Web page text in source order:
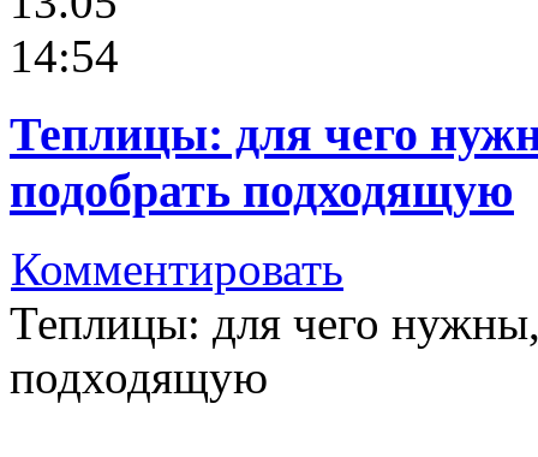
14:54
Теплицы: для чего
подобрать подходящую
Комментировать
Теплицы: для чего
подходящую